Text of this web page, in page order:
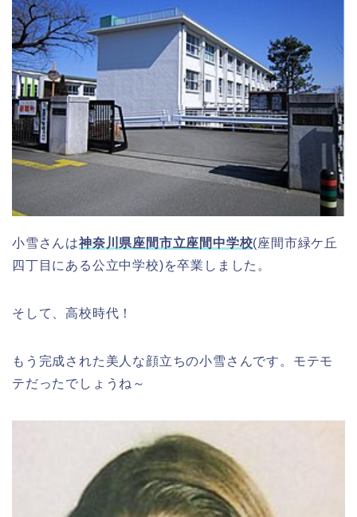
小雪さんは神奈川県座間市立座間中学校(座間市緑ケ丘
四丁目にある公立中学校)を卒業しました。
そして、高校時代！
もう完成された美人な顔立ちの小雪さんです。モテモ
テだったでしょうね～